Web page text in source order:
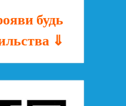
будь
⇓